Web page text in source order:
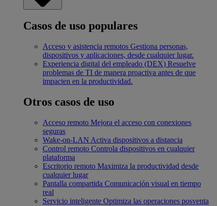
Casos de uso populares
Acceso y asistencia remotos Gestiona personas,
dispositivos y aplicaciones, desde cualquier lugar.
Experiencia digital del empleado (DEX) Resuelve
problemas de TI de manera proactiva antes de que
impacten en la productividad.
Otros casos de uso
Acceso remoto Mejora el acceso con conexiones
seguras
Wake-on-LAN Activa dispositivos a distancia
Control remoto Controla dispositivos en cualquier
plataforma
Escritorio remoto Maximiza la productividad desde
cualquier lugar
Pantalla compartida Comunicación visual en tiempo
real
Servicio inteligente Optimiza las operaciones posventa